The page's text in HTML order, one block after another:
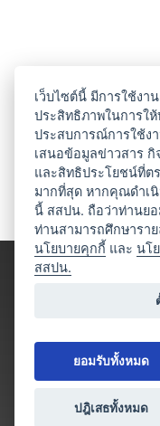
เว็บไซต์นี้ มีการใช้งา
ประสิทธิภาพในการใ
ประสบการณ์การใช้ง
เสนอข้อมูลข่าวสาร
และสิทธิประโยชน์ที่ต
มากที่สุด หากคุณดำเ
นี้ สสปน. ถือว่าท่านย
ท่านสามารถศึกษาราย
นโยบายคุกกี้ และนโ
สสปน.
ยอมรับทั้งหมด
ปฎิเสธทั้งหมด